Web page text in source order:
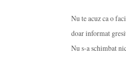
Nu te acuz ca o
doar informat
Nu s-a schimbat